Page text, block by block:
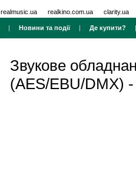
realmusic.ua realkino.com.ua clarity.ua
| Новини та події| Де купити?
Звукове
(AES/EBU/DMX)